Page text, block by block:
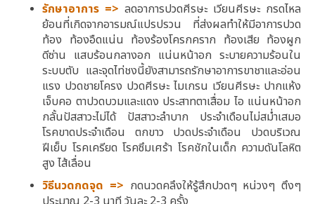
รักษาอาการ => ลดอาการปวดศีรษะ เวียนศีรษะ กรดไหล
ย้อนที่เกิดจากอารมณ์แปรปรวน ที่ส่งผลทำให้มีอาการปวด
ท้อง ท้องอืดแน่น ท้องร้องโครกคราก ท้องเสีย ท้องผูก
ดีซ่าน แสบร้อนกลางอก แน่นหน้าอก ระบายความร้อนใน
ระบบตับ และจุดไท่ชงนี้ยังสามารถรักษาอาการขาชาและอ่อน
แรง ปวดชายโครง ปวดศีรษะ ไมเกรน เวียนศีรษะ ปากแห้ง
เจ็บคอ ตาปวดบวมและแดง ประสาทตาเสื่อม ไอ แน่นหน้าอก
กลั้นปัสสาวะไม่ได้ ปัสสาวะลำบาก ประจำเดือนไม่สม่ำเสมอ
โรคขาดประจำเดือน ตกขาว ปวดประจำเดือน ปวดบริเวณ
ฝีเย็บ โรคเครียด โรคซึมเศร้า โรคชักในเด็ก ความดันโลหิต
สูง ไส้เลื่อน
วิธีนวดกดจุด => กดนวดคลึงให้รู้สึกปวดๆ หน่วงๆ ตึงๆ